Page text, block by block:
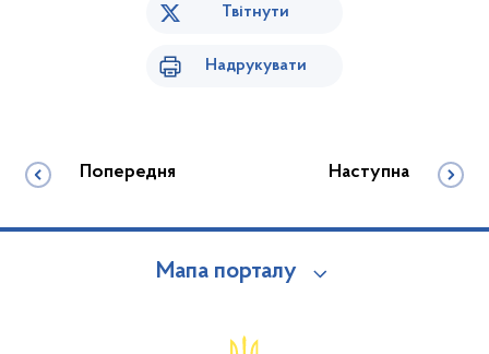
Твітнути
Надрукувати
Попередня Наступна
Мапа порталу